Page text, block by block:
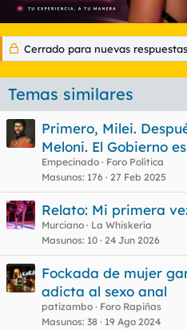
Cerrado para nuevas
Temas similares
Primero, Milei.
Meloni. El Gobierno
Empecinado
Foro Política
Masunos 176 27 Feb 2025
Relato: Mi primera
Murciano
La Whiskería
Masunos 10 24 Jun 2026
Fockada de mujer
adicta al sexo anal
patizambo
Foro Rapiñas
Masunos 38 19 Ago 2024